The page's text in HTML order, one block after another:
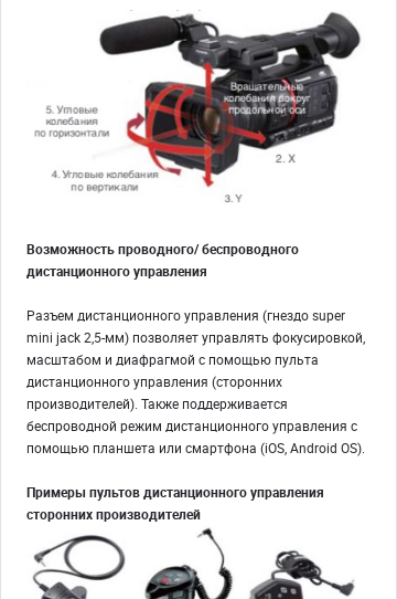
Возможность проводного/ беспроводного
дистанционного управления
Разъем дистанционного управления (гнездо super
mini jack 2,5-мм) позволяет управлять фокусировкой,
масштабом и диафрагмой с помощью пульта
дистанционного управления (сторонних
производителей). Также поддерживается
беспроводной режим дистанционного управления с
помощью планшета или смартфона (iOS, Android OS).
Примеры пультов дистанционного управления
сторонних производителей